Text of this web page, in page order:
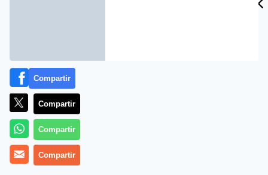
El exseleccionador español Vicente del Bosque afirmó
que durante el último tramo de su etapa al frente de
‘la Roja’ «hubo intoxicaciones desde fuera que
Compartir
Compartir
Compartir
Compartir